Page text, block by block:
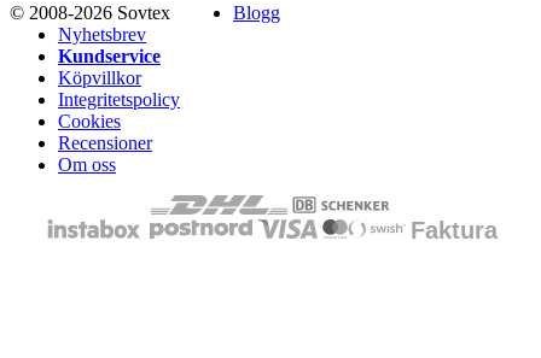
© 2008-2026 Sovtex
Blogg
Nyhetsbrev
Kundservice
Köpvillkor
Integritetspolicy
Cookies
Recensioner
Om oss